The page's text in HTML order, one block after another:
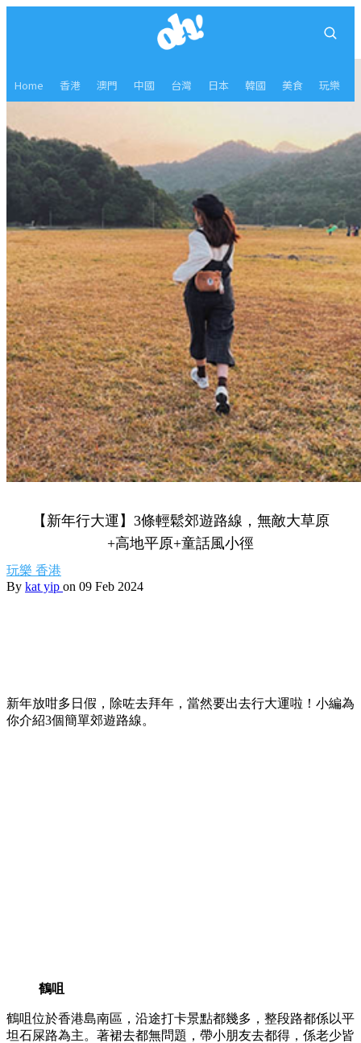
Home 香港 澳門 中國 台灣 日本 韓國 美食 玩樂
【新年行大運】3條輕鬆郊遊路線，無敵大草原
+高地平原+童話風小徑
玩樂 香港
By kat yip on 09 Feb 2024
新年放咁多日假，除咗去拜年，當然要出去行大運啦！小編為
你介紹3個簡單郊遊路線。
鶴咀
鶴咀位於香港島南區，沿途打卡景點都幾多，整段路都係以平
坦石屎路為主。著裙去都無問題，帶小朋友去都得，係老少皆